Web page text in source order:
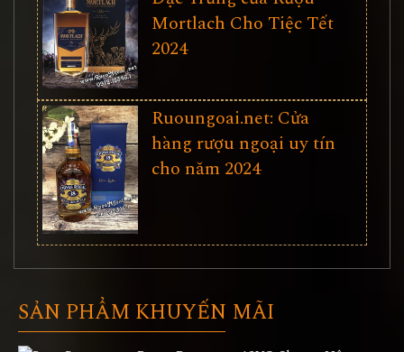
Mortlach Cho Tiệc Tết
2024
Ruoungoai.net: Cửa
hàng rượu ngoại uy tín
cho năm 2024
SẢN PHẨM KHUYẾN MÃI